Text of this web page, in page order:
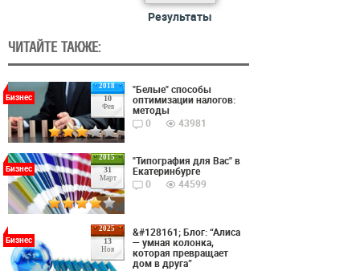
Результаты
ЧИТАЙТЕ ТАКЖЕ:
2018
10
Фев
Бизнес
"Белые" способы
оптимизации налогов:
методы
0
43981
2015
31
Март
Бизнес
"Типография для Вас" в
Екатеринбурге
0
44599
2025
13
Ноя
Бизнес
&#128161; Блог: “Алиса
— умная колонка,
которая превращает
дом в друга”